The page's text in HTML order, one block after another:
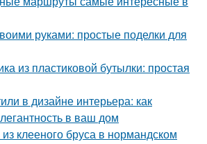
руками: простые поделки для
из пластиковой бутылки: простая
в дизайне интерьера: как
в ваш дом
клееного бруса в нормандском